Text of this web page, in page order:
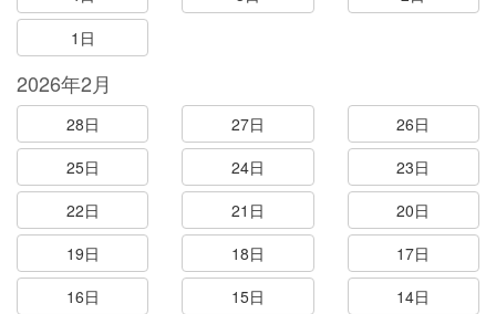
1日
2026年2月
28日 27日
26日
25日
24日
23日
22日
21日
20日
19日
18日
17日
16日
15日
14日